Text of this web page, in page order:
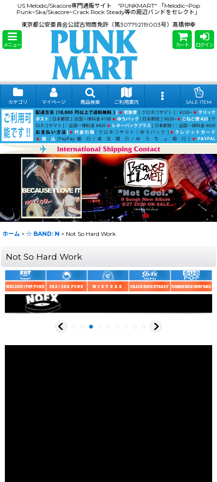
US Melodic/Skacore専門通販サイト "PUNKMART" 「Melodic~Pop
Punk~Ska/Skacore~Crack Rock Steady等の周辺バンドをセレクト」
東京都公安委員会公認古物商免許（第307792119003号）髙橋伸幸
メニュー カート ログイン
カテゴリ マイページ 商品検索 ご利用案内 SALE ITEM
ホーム > ☆ BAND: N > Not So Hard Work
Not So Hard Work